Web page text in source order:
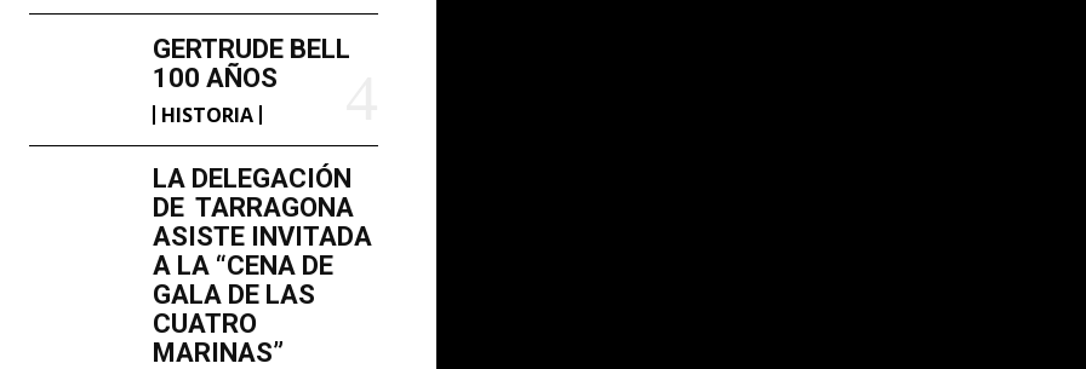
GERTRUDE BELL
100 AÑOS
HISTORIA
LA DELEGACIÓN
DE TARRAGONA
ASISTE INVITADA
A LA “CENA DE
GALA DE LAS
CUATRO
MARINAS”